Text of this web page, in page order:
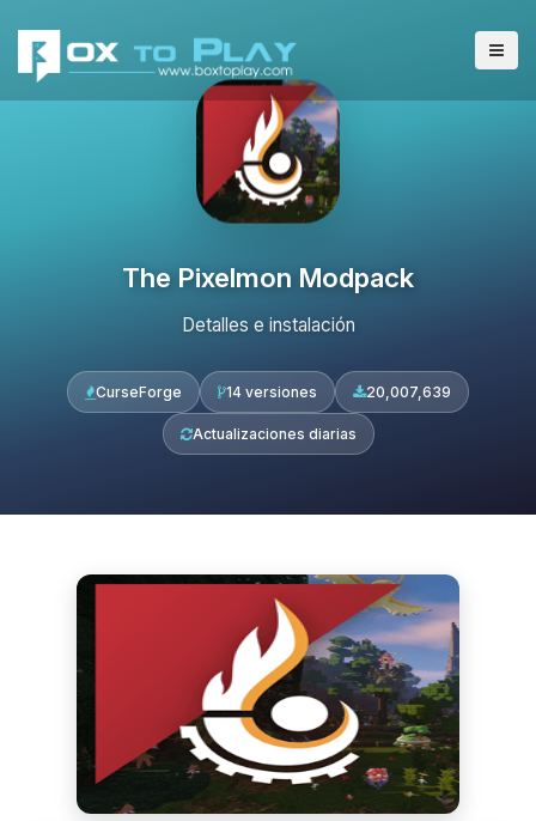
The Pixelmon Modpack
Detalles e instalación
CurseForge 14 versiones 20,007,639
Actualizaciones diarias